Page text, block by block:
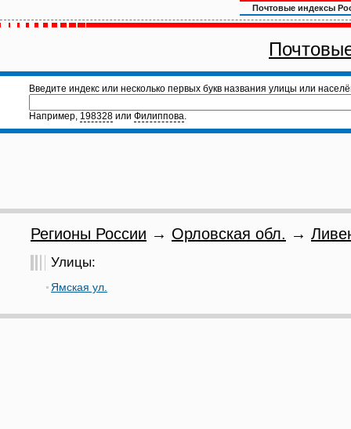
Почтовые индексы
Введите индекс или несколько первых букв названия улицы или
Например, 198328 или Филиппова.
Регионы России → Орловская обл. →
Улицы:
Ямская ул.